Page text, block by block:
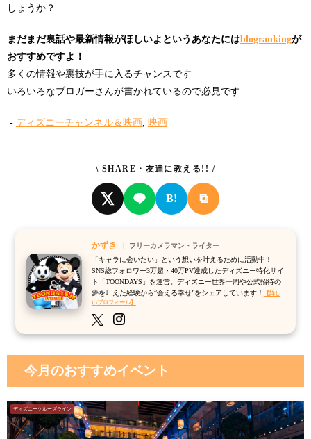
しょうか？
まだまだ裏話や最新情報がほしいよというあなたにはblogrankingが
おすすめですよ！
多くの情報や裏技が手に入るチャンスです
いろいろなブロガーさんが書かれているので必見です
- ディズニーチャンネル＆映画, 映画
\ SHARE・友達に教える!! /
B! ⧉
かずき
フリーカメラマン・ライター
「キャラに会いたい」という想いを叶えるために活動中！
SNS総フォロワー3万超・40万PV達成したディズニー特化サイ
ト「TOONDAYS」を運営。ディズニー世界一周や公式招待の
夢を叶えた経験から“会える幸せ”をシェアしています！
【詳し
いプロフィール】
今月のおすすめイベント
ディズニークルーズライン